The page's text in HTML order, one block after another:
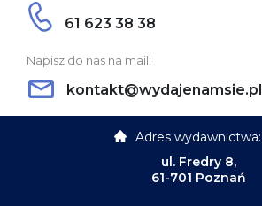
61 623 38 38
Napisz do nas na mail:
kontakt@wydajenamsie.pl
Adres wydawnictwa:
ul. Fredry 8,
61-701 Poznań